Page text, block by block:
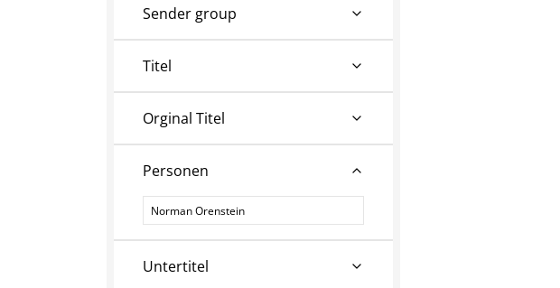
Sender group
Titel
Orginal Titel
Personen
Personen
Untertitel